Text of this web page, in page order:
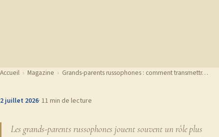
Accueil › Magazine › Grands-parents russophones : comment transmettr…
2 juillet 2026· 11 min de lecture
Les grands-parents russophones jouent souvent un rôle plus